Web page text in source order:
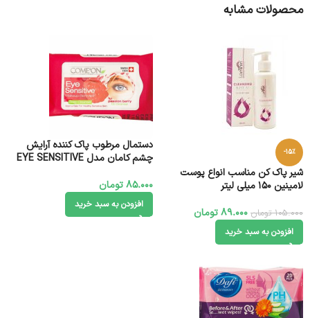
محصولات مشابه
-15%
شیر پاک کن مناسب انواع پوست
لامینین 150 میلی لیتر
105.000 تومان 89.000تومان
افزودن به سبد خرید
دستمال مرطوب پاک کننده آرایش
چشم کامان مدل EYE SENSITIVE
85.000تومان
افزودن به سبد خرید